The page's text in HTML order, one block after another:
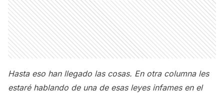
Hasta eso han llegado las cosas. En otra columna les
estaré hablando de una de esas leyes infames en el